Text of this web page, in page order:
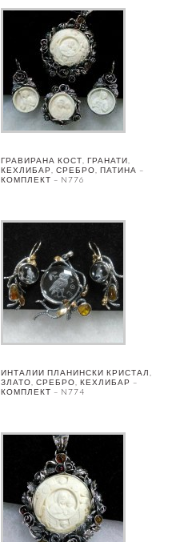
ГРАВИРАНА КОСТ, ГРАНАТИ,
КЕХЛИБАР, СРЕБРО, ПАТИНА –
КОМПЛЕКТ – N776
ИНТАЛИИ ПЛАНИНСКИ КРИСТАЛ,
ЗЛАТО, СРЕБРО, КЕХЛИБАР –
КОМПЛЕКТ – N774